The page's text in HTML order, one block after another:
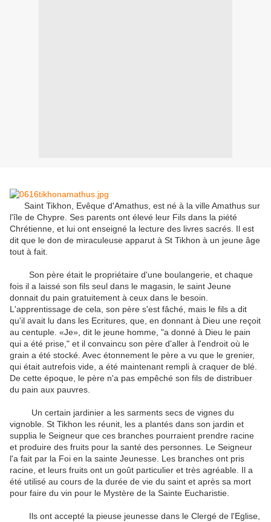
Saint Tikhon, Evêque d'Amathus, est né à la ville Amathus sur
l'île de Chypre. Ses parents ont élevé leur Fils dans la piété
Chrétienne, et lui ont enseigné la lecture des livres sacrés. Il est
dit que le don de miraculeuse apparut à St Tikhon à un jeune âge
tout à fait.
Son père était le propriétaire d'une boulangerie, et chaque
fois il a laissé son fils seul dans le magasin, le saint Jeune
donnait du pain gratuitement à ceux dans le besoin.
L'apprentissage de cela, son père s'est fâché, mais le fils a dit
qu'il avait lu dans les Ecritures, que, en donnant à Dieu une reçoit
au centuple. «Je», dit le jeune homme, "a donné à Dieu le pain
qui a été prise," et il convaincu son père d'aller à l'endroit où le
grain a été stocké. Avec étonnement le père a vu que le grenier,
qui était autrefois vide, a été maintenant rempli à craquer de blé.
De cette époque, le père n'a pas empêché son fils de distribuer
du pain aux pauvres.
Un certain jardinier a les sarments secs de vignes du
vignoble. St Tikhon les réunit, les a plantés dans son jardin et
supplia le Seigneur que ces branches pourraient prendre racine
et produire des fruits pour la santé des personnes. Le Seigneur
l'a fait par la Foi en la sainte Jeunesse. Les branches ont pris
racine, et leurs fruits ont un goût particulier et très agréable. Il a
été utilisé au cours de la durée de vie du saint et après sa mort
pour faire du vin pour le Mystère de la Sainte Eucharistie.
Ils ont accepté la pieuse jeunesse dans le Clergé de l'Eglise,